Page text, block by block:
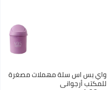
واي بس اس سلة مهملات مصغرة
للمكتب أرجواني